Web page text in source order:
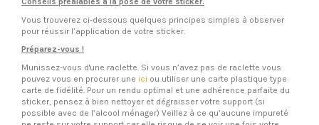
Vous trouverez ci-dessous quelques principes simples à observer
pour réussir l’application de votre sticker.
Préparez-vous !
Munissez-vous d'une raclette. Si vous n’avez pas de raclette vous
pouvez vous en procurer une ici ou utiliser une carte plastique type
carte de fidélité. Pour un rendu optimal et une adhérence parfaite du
sticker, pensez à bien nettoyer et dégraisser votre support (si
possible avec de l’alcool ménager) Veillez à ce qu’aucune impureté